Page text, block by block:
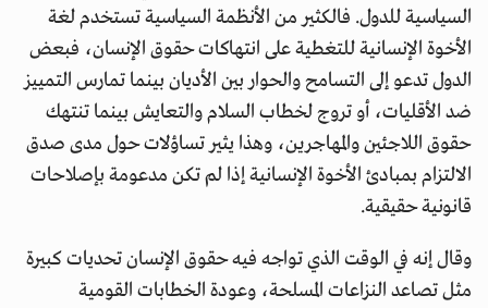
السياسية للدول. فالكثير من الأنظمة السياسية تستخدم لغة
الأخوة الإنسانية للتغطية على انتهاكات حقوق الإنسان، فبعض
الدول تدعو إلى التسامح والحوار بين الأديان بينما تمارس التمييز
ضد الأقليات، أو تروج لخطاب السلام والتعايش بينما تنتهك
حقوق اللاجئين والمهاجرين، وهذا يثير تساؤلات حول مدى صدق
الالتزام بمبادئ الأخوة الإنسانية إذا لم تكن مدعومة بإصلاحات
قانونية حقيقية.
وقال إنه في الوقت الذي تواجه فيه حقوق الإنسان تحديات كبيرة
مثل تصاعد النزاعات المسلحة، وعودة الخطابات القومية